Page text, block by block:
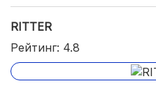
RITTER
Рейтинг: 4.8